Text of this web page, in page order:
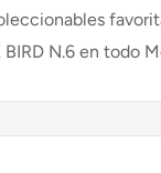
N.6 en todo